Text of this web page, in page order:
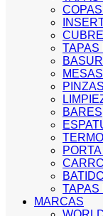
TAPAS
BARES
TAPAS
MARCAS